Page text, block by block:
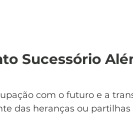
Sucessório
com o futuro e a
das heranças ou